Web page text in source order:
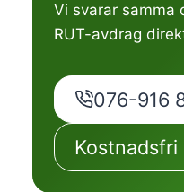
Vi svarar samma
RUT-avdrag
076-916